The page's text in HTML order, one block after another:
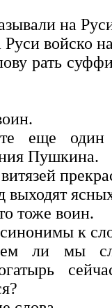
на
войско
рать
еще один
Пушкина.
выходят
тоже воин.
к
ли мы